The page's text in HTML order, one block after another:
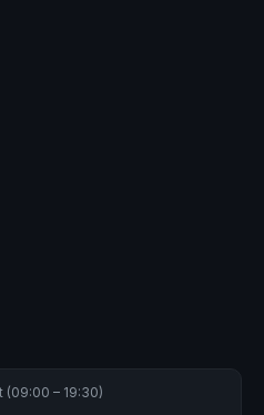
(09:00 – 19:30)